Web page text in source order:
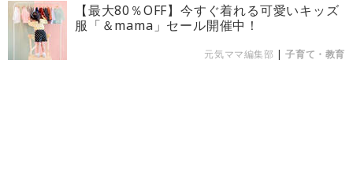
【最大80％OFF】今すぐ着れる可愛いキッズ
服「＆mama」セール開催中！
元気ママ編集部 |子育て・教育